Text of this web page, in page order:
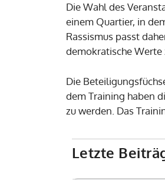
Die Wahl des
einem Quartier, in
Rassismus passt
demokratische Werte
Die
dem Training haben
zu werden. Das
Letzte